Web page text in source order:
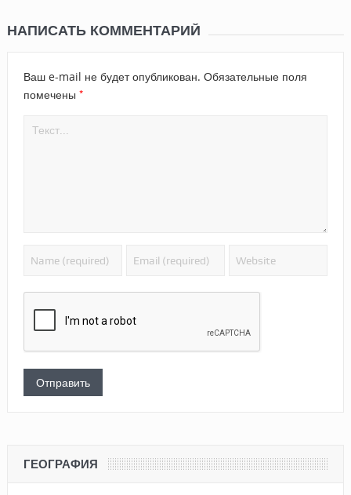
НАПИСАТЬ КОММЕНТАРИЙ
Ваш e-mail не будет опубликован. Обязательные поля
помечены *
ГЕОГРАФИЯ